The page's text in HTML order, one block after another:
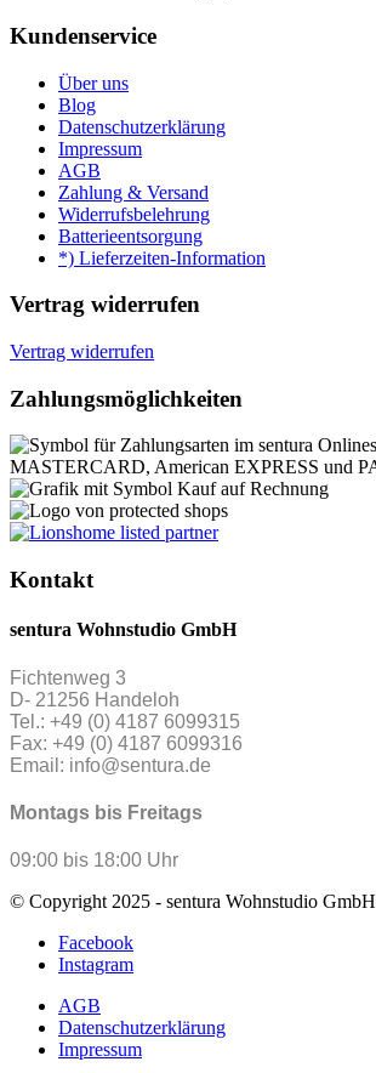
Kundenservice
Über uns
Blog
Datenschutzerklärung
Impressum
AGB
Zahlung & Versand
Widerrufsbelehrung
Batterieentsorgung
*) Lieferzeiten-Information
Vertrag widerrufen
Vertrag widerrufen
Zahlungsmöglichkeiten
Kontakt
sentura Wohnstudio GmbH
Fichtenweg 3
D- 21256 Handeloh
Tel.: +49 (0) 4187 6099315
Fax: +49 (0) 4187 6099316
Email: info@sentura.de
Montags bis Freitags
09:00 bis 18:00 Uhr
© Copyright 2025 - sentura Wohnstudio GmbH
Facebook
Instagram
AGB
Datenschutzerklärung
Impressum